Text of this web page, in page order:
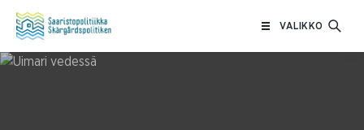
VALIKKO